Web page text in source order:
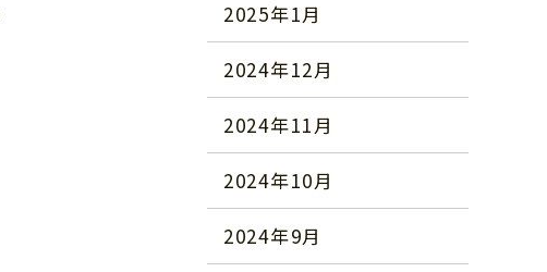
2025年1月
2024年12月
2024年11月
2024年10月
2024年9月